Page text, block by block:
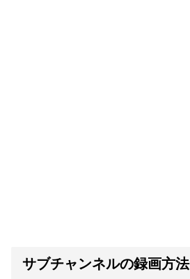
サブチャンネルの録画方法